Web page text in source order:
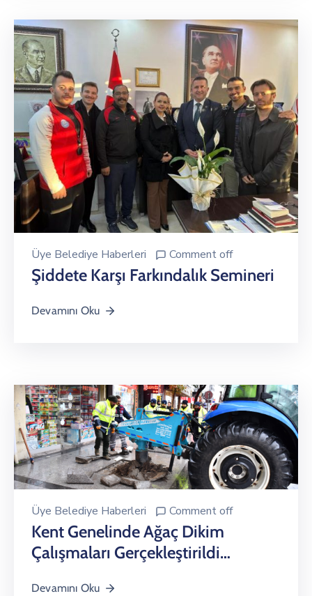
Üye Belediye Haberleri Comment off
Şiddete Karşı Farkındalık Semineri
Devamını Oku
Üye Belediye Haberleri Comment off
Kent Genelinde Ağaç Dikim
Çalışmaları Gerçekleştirildi…
Devamını Oku